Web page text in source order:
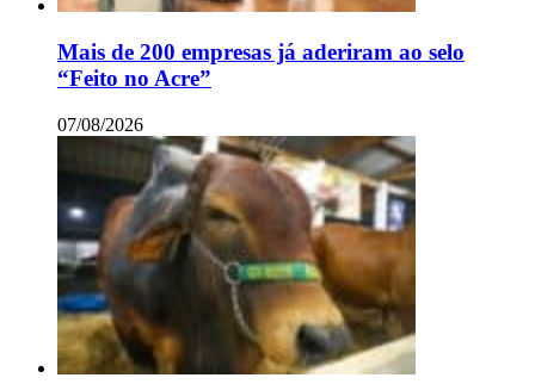
Mais de 200 empresas já aderiram ao selo
“Feito no Acre”
07/08/2026